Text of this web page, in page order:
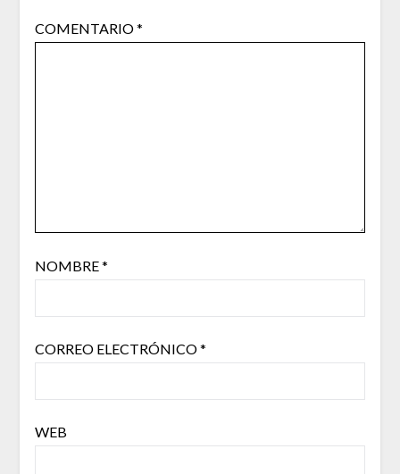
COMENTARIO*
NOMBRE*
CORREO ELECTRÓNICO*
WEB